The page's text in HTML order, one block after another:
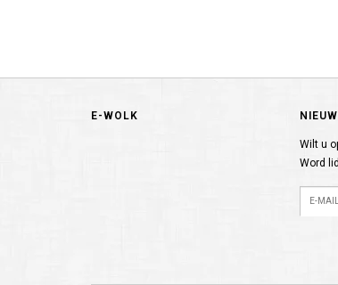
E-WOLK
Wilt u
Word